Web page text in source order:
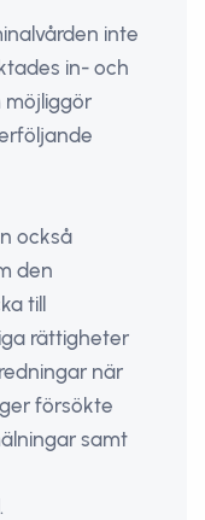
inte
in- och
möjliggör
också
den
till
rättigheter
när
försökte
samt